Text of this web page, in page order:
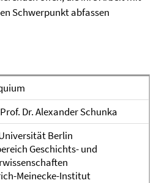
Schwerpunkt abfassen
Dr. Alexander Schunka
Berlin
Geschichts- und
Meinecke-Institut